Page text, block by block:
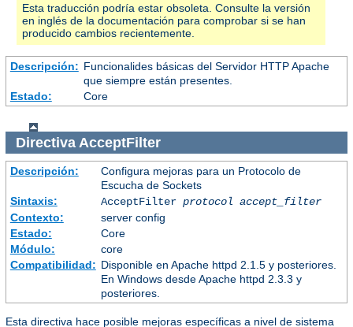
Esta traducción podría estar obsoleta. Consulte la versión
en inglés de la documentación para comprobar si se han
producido cambios recientemente.
Descripción: Funcionalides básicas del Servidor HTTP Apache
que siempre están presentes.
Estado:
Core
Directiva AcceptFilter
Descripción:
Configura mejoras para un Protocolo de
Escucha de Sockets
Sintaxis:
AcceptFilter protocol accept_filter
Contexto:
server config
Estado:
Core
Módulo:
core
Compatibilidad: Disponible en Apache httpd 2.1.5 y posteriores.
En Windows desde Apache httpd 2.3.3 y
posteriores.
Esta directiva hace posible mejoras específicas a nivel de sistema